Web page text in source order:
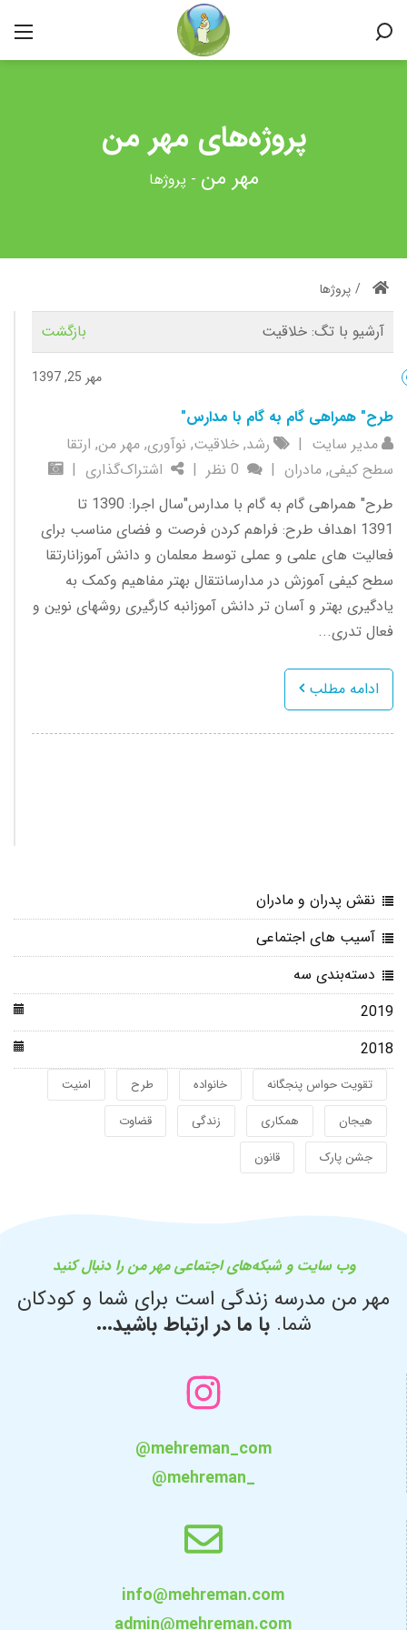
پروژه‌های مهر من
- پروژها
/ پروژها
آرشیو با تگ: خلاقیت بازگشت
مهر 25, 1397
طرح" همراهی گام به گام با مدارس"
مدیر سایت | رشد, خلاقیت, نوآوری, مهر من, ارتقا
سطح کیفی, مادران | 0 نظر | اشتراک‌گذاری |
طرح" همراهی گام به گام با مدارس"سال اجرا: 1390 تا
1391 اهداف طرح: فراهم کردن فرصت و فضای مناسب برای
فعالیت های علمی و عملی توسط معلمان و دانش آموزانارتقا
سطح کیفی آموزش در مدارسانتقال بهتر مفاهیم وکمک به
یادگیری بهتر و آسان تر دانش آموزانبه کارگیری روشهای نوین و
فعال تدری...
ادامه مطلب
نقش پدران و مادران
آسیب های اجتماعی
دسته‌بندی سه
2019
2018
تقویت حواس پنجگانه خانواده طرح
امنیت
هیجان
همکاری زندگی
قضاوت
جشن پارک
قانون
وب سایت و شبکه‌های اجتماعی مهر من را دنبال کنید
مهر من مدرسه زندگی است برای شما و کودکان
شما. با ما در ارتباط باشید...
@mehreman_com
@mehreman_
info@mehreman.com
admin@mehreman.com